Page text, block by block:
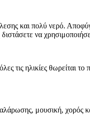
και πολύ νερό.
να
τις ηλικίες
μουσική, χορός